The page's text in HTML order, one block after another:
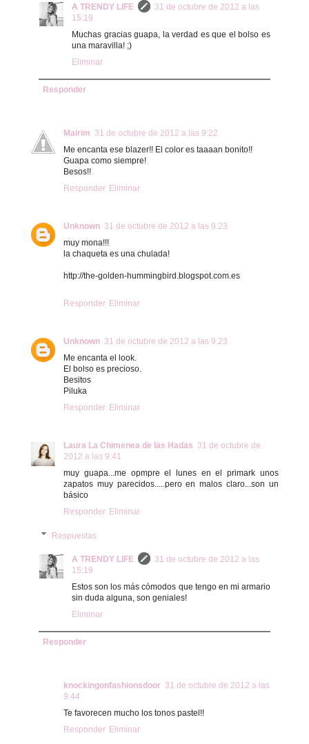
A TRENDY LIFE
31 de octubre de 2012 a las
15:19
Muchas gracias guapa, la verdad es que el bolso es
una maravilla! ;)
Eliminar
Responder
Mairim 31 de octubre de 2012 a las 9:22
Me encanta ese blazer!! El color es taaaan bonito!!
Guapa como siempre!
Besos!!
Responder Eliminar
Unknown 31 de octubre de 2012 a las 9:23
muy mona!!!
la chaqueta es una chulada!
http://the-golden-hummingbird.blogspot.com.es
Responder Eliminar
Unknown 31 de octubre de 2012 a las 9:23
Me encanta el look.
El bolso es precioso.
Besitos
Piluka
Responder Eliminar
Laura La Chimenea de las Hadas 31 de octubre de
2012 a las 9:41
muy guapa...me opmpre el lunes en el primark unos
zapatos muy parecidos.....pero en malos claro...son un
básico
Responder Eliminar
Respuestas
A TRENDY LIFE
31 de octubre de 2012 a las
15:19
Estos son los más cómodos que tengo en mi armario
sin duda alguna, son geniales!
Eliminar
Responder
knockingonfashionsdoor 31 de octubre de 2012 a las
9:44
Te favorecen mucho los tonos pastel!!
Responder Eliminar